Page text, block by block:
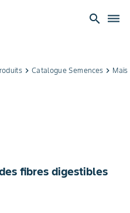
search dehaze
keyboard_arrow_right Catalogue Semences keyboard_arrow_right
fibres digestibles